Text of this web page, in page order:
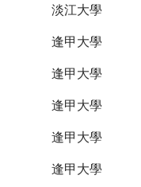
淡江大學
逢甲大學
逢甲大學
逢甲大學
逢甲大學
逢甲大學